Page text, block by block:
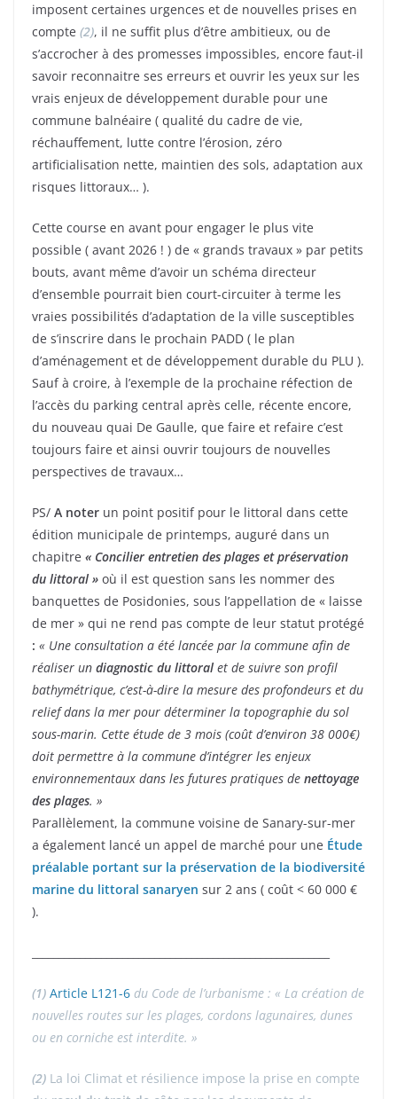
imposent certaines urgences et de nouvelles prises en
compte (2), il ne suffit plus d’être ambitieux, ou de
s’accrocher à des promesses impossibles, encore faut-il
savoir reconnaitre ses erreurs et ouvrir les yeux sur les
vrais enjeux de développement durable pour une
commune balnéaire ( qualité du cadre de vie,
réchauffement, lutte contre l’érosion, zéro
artificialisation nette, maintien des sols, adaptation aux
risques littoraux… ).
Cette course en avant pour engager le plus vite
possible ( avant 2026 ! ) de « grands travaux » par petits
bouts, avant même d’avoir un schéma directeur
d’ensemble pourrait bien court-circuiter à terme les
vraies possibilités d’adaptation de la ville susceptibles
de s’inscrire dans le prochain PADD ( le plan
d’aménagement et de développement durable du PLU ).
Sauf à croire, à l’exemple de la prochaine réfection de
l’accès du parking central après celle, récente encore,
du nouveau quai De Gaulle, que faire et refaire c’est
toujours faire et ainsi ouvrir toujours de nouvelles
perspectives de travaux…
PS/ A noter un point positif pour le littoral dans cette
édition municipale de printemps, auguré dans un
chapitre « Concilier entretien des plages et préservation
du littoral » où il est question sans les nommer des
banquettes de Posidonies, sous l’appellation de « laisse
de mer » qui ne rend pas compte de leur statut protégé
: « Une consultation a été lancée par la commune afin de
réaliser un diagnostic du littoral et de suivre son profil
bathymétrique, c’est-à-dire la mesure des profondeurs et du
relief dans la mer pour déterminer la topographie du sol
sous-marin. Cette étude de 3 mois (coût d’environ 38 000€)
doit permettre à la commune d’intégrer les enjeux
environnementaux dans les futures pratiques de nettoyage
des plages. »
Parallèlement, la commune voisine de Sanary-sur-mer
a également lancé un appel de marché pour une Étude
préalable portant sur la préservation de la biodiversité
marine du littoral sanaryen sur 2 ans ( coût < 60 000 €
).
(1) Article L121-6 du Code de l’urbanisme : « La création de
nouvelles routes sur les plages, cordons lagunaires, dunes
ou en corniche est interdite. »
(2) La loi Climat et résilience impose la prise en compte